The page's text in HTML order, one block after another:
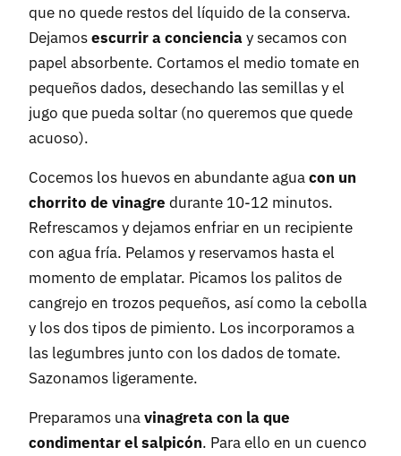
que no quede restos del líquido de la conserva.
Dejamosescurrir a concienciay secamos con
papel absorbente. Cortamos el medio tomate en
pequeños dados, desechando las semillas y el
jugo que pueda soltar (no queremos que quede
acuoso).
Cocemos los huevos en abundante aguacon un
chorrito de vinagre durante 10-12 minutos.
Refrescamos y dejamos enfriar en un recipiente
con agua fría. Pelamos y reservamos hasta el
momento de emplatar. Picamos los palitos de
cangrejo en trozos pequeños, así como la cebolla
y los dos tipos de pimiento. Los incorporamos a
las legumbres junto con los dados de tomate.
Sazonamos ligeramente.
Preparamos unavinagreta con la que
condimentar el salpicón. Para ello en un cuenco